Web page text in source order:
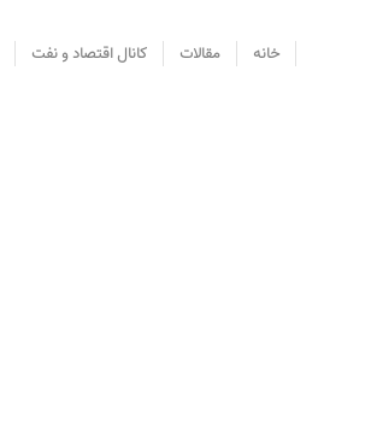
خانه مقالات کانال اقتصاد و نفت